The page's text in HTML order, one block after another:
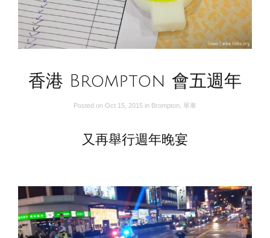
香港 Brompton 會五週年
Posted on Oct 15, 2015 in Brompton 單車
又再舉行週年晚宴